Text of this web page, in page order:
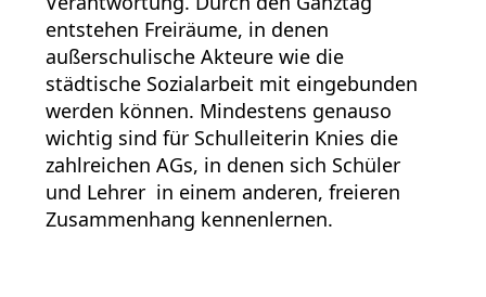
entstehen Freiräume, in denen
außerschulische Akteure wie die
städtische Sozialarbeit mit eingebunden
werden können. Mindestens genauso
wichtig sind für Schulleiterin Knies die
zahlreichen AGs, in denen sich Schüler
und Lehrer in einem anderen, freieren
Zusammenhang kennenlernen.